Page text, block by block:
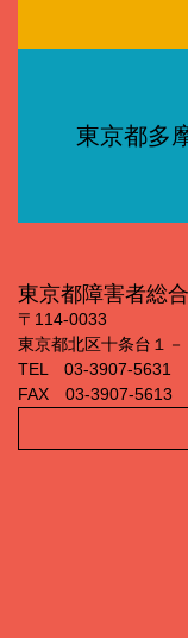
東京都多
東京都障害者総
〒114‐0033
東京都北区十条台１－
TEL 03‐3907‐5631
FAX 03‐3907‐5613